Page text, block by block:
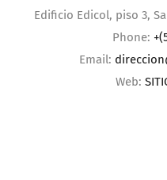
Edificio Edicol, piso 3,
Phone:
Email:
Web: